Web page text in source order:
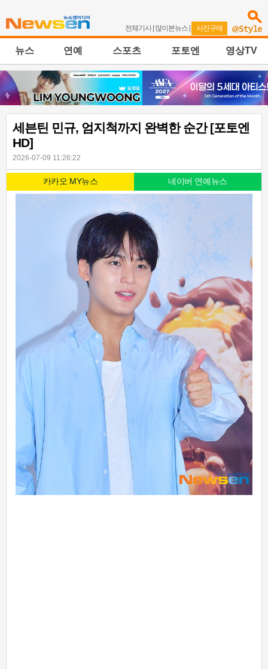
전체기사| 많이본뉴스 | 사진구매
뉴스 연예 스포츠 포토엔 영상TV
세븐틴 민규, 엄지척까지 완벽한 순간 [포토엔
HD]
2026-07-09 11:26:22
카카오 MY뉴스 네이버 연예뉴스